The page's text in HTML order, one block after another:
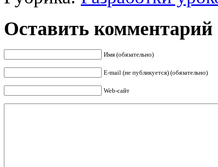
Оставить комментарий
Имя (обязательно)
E-mail (не публикуется) (обязательно)
Web-сайт